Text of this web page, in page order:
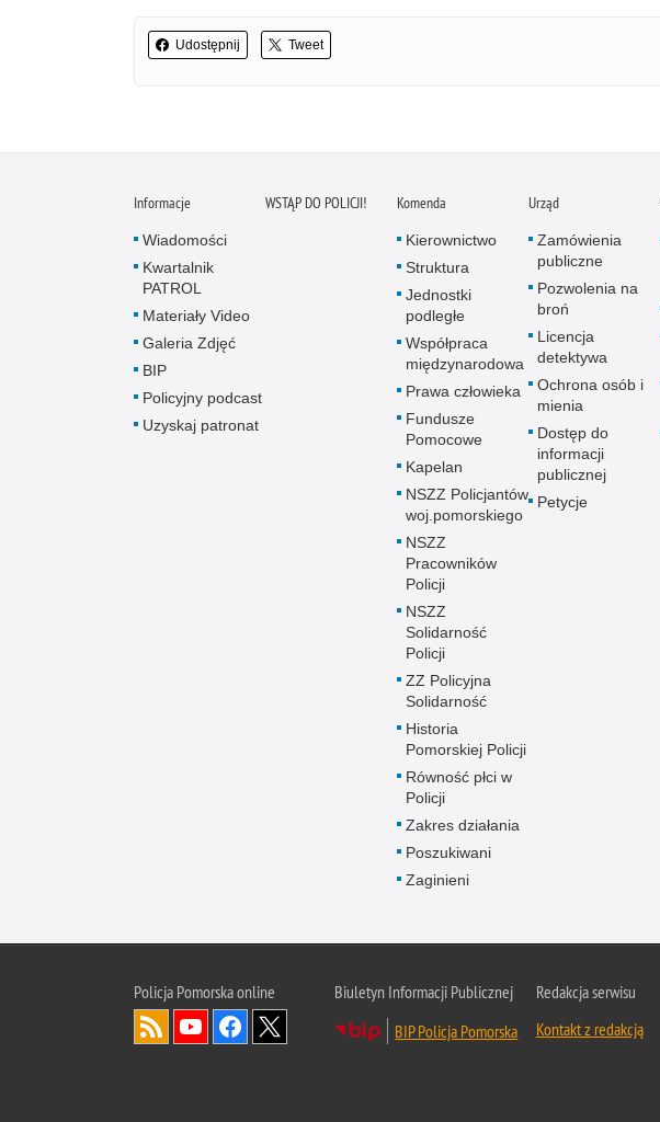
Udostępnij Tweet
Informacje
Wiadomości
Kwartalnik
PATROL
Materiały Video
Galeria Zdjęć
BIP
Policyjny podcast
Uzyskaj patronat
WSTĄP DO POLICJI! Komenda
Kierownictwo
Struktura
Jednostki
podległe
Współpraca
międzynarodowa
Prawa człowieka
Fundusze
Pomocowe
Kapelan
NSZZ Policjantów
woj.pomorskiego
NSZZ
Pracowników
Policji
NSZZ
Solidarność
Policji
ZZ Policyjna
Solidarność
Historia
Pomorskiej Policji
Równość płci w
Policji
Zakres działania
Poszukiwani
Zaginieni
Urząd
Zamówienia
publiczne
Pozwolenia na
broń
Licencja
detektywa
Ochrona osób i
mienia
Dostęp do
informacji
publicznej
Petycje
Policja Pomorska online
Biuletyn Informacji Publicznej
BIP Policja Pomorska
Redakcja serwisu
Kontakt z redakcją